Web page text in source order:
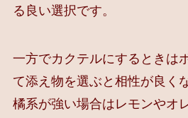
る良い選択です。
一方でカクテルにするときは
て添え物を選ぶと相性が良く
橘系が強い場合はレモンやオ